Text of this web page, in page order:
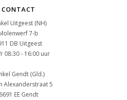
CONTACT
Uitgeest (NH)
7-b
DB Uitgeest
08:30 - 16:00 uur
Gendt (Gld.)
Alexanderstraat 5
6691 EE Gendt